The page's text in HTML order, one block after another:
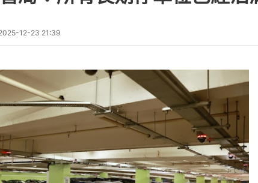
12-23 21:39